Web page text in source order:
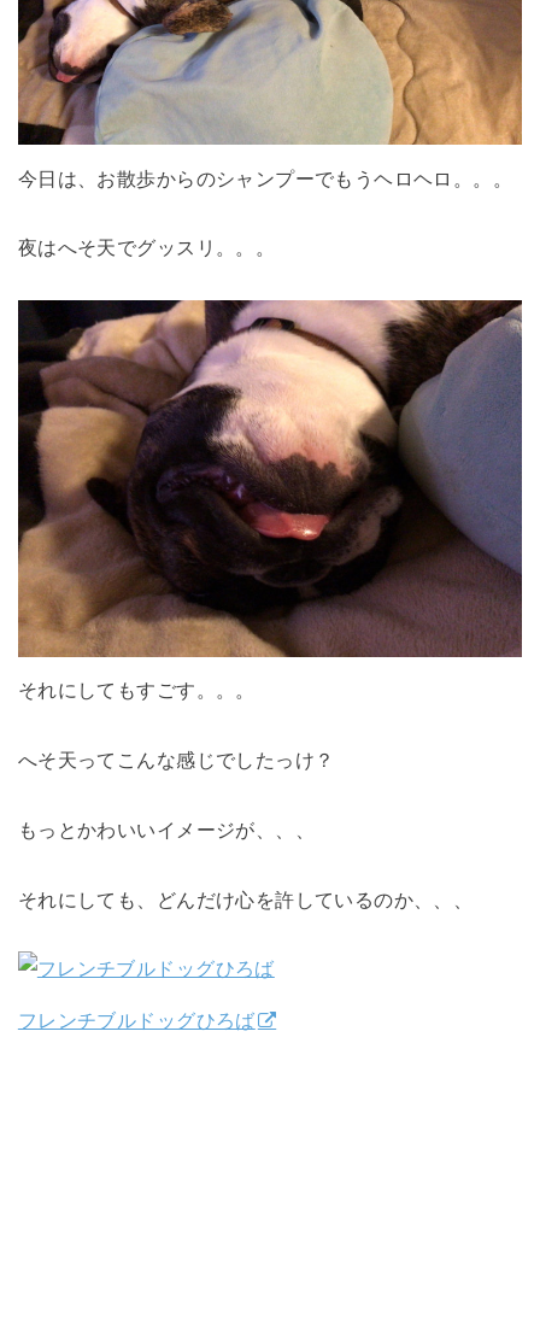
今日は、お散歩からのシャンプーでもうヘロヘロ。。。
夜はへそ天でグッスリ。。。
それにしてもすごす。。。
へそ天ってこんな感じでしたっけ？
もっとかわいいイメージが、、、
それにしても、どんだけ心を許しているのか、、、
フレンチブルドッグひろば